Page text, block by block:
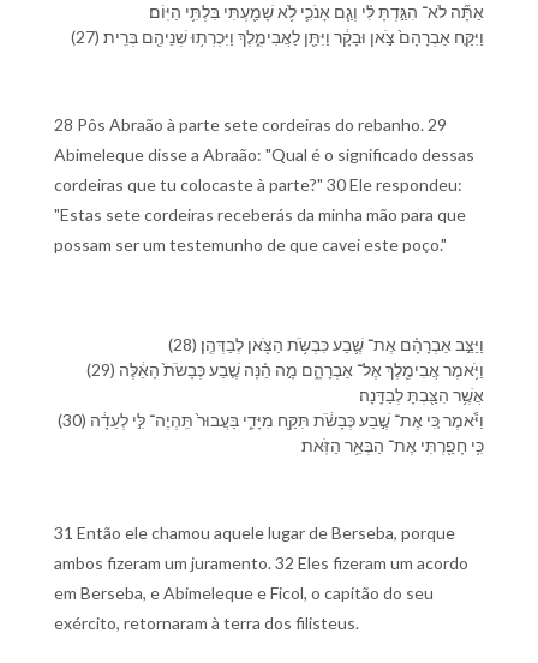
אַתָּ֞ה לֹא־ הִגַּ֣דְתָּ לִּ֗⁠י וְ⁠גַ֧ם אָנֹכִ֛י לֹ֥א שָׁמַ֖עְתִּי בִּלְתִּ֥י הַ⁠יּֽוֹם׃
(27) וַ⁠יִּקַּ֤ח אַבְרָהָם֙ צֹ֣אן וּ⁠בָקָ֔ר וַ⁠יִּתֵּ֖ן לַ⁠אֲבִימֶ֑לֶךְ וַ⁠יִּכְרְת֥וּ שְׁנֵי⁠הֶ֖ם בְּרִֽית׃
28 Pôs Abraão à parte sete cordeiras do rebanho. 29
Abimeleque disse a Abraão: "Qual é o significado dessas
cordeiras que tu colocaste à parte?" 30 Ele respondeu:
"Estas sete cordeiras receberás da minha mão para que
possam ser um testemunho de que cavei este poço."
(28) וַ⁠יַּצֵּ֣ב אַבְרָהָ֗ם אֶת־ שֶׁ֛בַע כִּבְשֹׂ֥ת הַ⁠צֹּ֖אן לְ⁠בַדְּ⁠הֶֽן׃
(29) וַ⁠יֹּ֥אמֶר אֲבִימֶ֖לֶךְ אֶל־ אַבְרָהָ֑ם מָ֣ה הֵ֗נָּה שֶׁ֤בַע כְּבָשֹׂת֙ הָ⁠אֵ֔לֶּה
אֲשֶׁ֥ר הִצַּ֖בְתָּ לְ⁠בַדָּֽ⁠נָה׃
(30) וַ⁠יֹּ֕אמֶר כִּ֚י אֶת־ שֶׁ֣בַע כְּבָשֹׂ֔ת תִּקַּ֖ח מִ⁠יָּדִ֑⁠י בַּ⁠עֲבוּר֙ תִּֽהְיֶה־ לִּ֣⁠י לְ⁠עֵדָ֔ה
כִּ֥י חָפַ֖רְתִּי אֶת־ הַ⁠בְּאֵ֥ר הַ⁠זֹּֽאת׃
31 Então ele chamou aquele lugar de Berseba, porque
ambos fizeram um juramento. 32 Eles fizeram um acordo
em Berseba, e Abimeleque e Ficol, o capitão do seu
exército, retornaram à terra dos filisteus.